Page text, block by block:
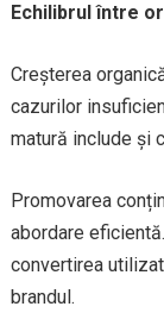
Echilibrul între
Creșterea
cazurilor
matură include și
Promovarea
abordare
convertirea
brandul.